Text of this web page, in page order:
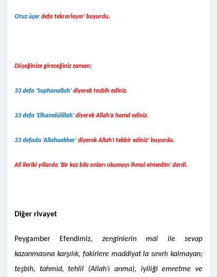
Otuz üçer defa tekrarlayın’ buyurdu.
Döşeğinize gireceğiniz zaman;
33 defa ‘Suphanallah’diyerek tesbih ediniz.
33 defa ‘Elhamdülillah’diyerek Allah’a hamd ediniz.
33 defada ‘Allahuekber’diyerek Allah’ı tekbir ediniz’ buyurdu.
Ali ileriki yıllarda ‘Bir kez bile onları okumayı ihmal etmedim’ derdi.
Diğer rivayet
Peygamber Efendimiz, zenginlerin mal ile sevap
kazanmasına karşılık, fakirlere maddiyat la sınırlı kalmayan;
teşbih, tahmid, tehlil (Allah’ı anma), iyiliği emretme ve